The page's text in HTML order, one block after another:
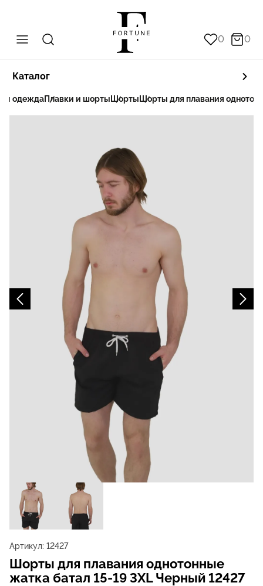
0 0
Каталог
одеждаПлавки и шорты Шорты Шорты для плавания
Артикул: 12427
Шорты для плавания однотонные
жатка батал 15-19 3XL Черный 12427